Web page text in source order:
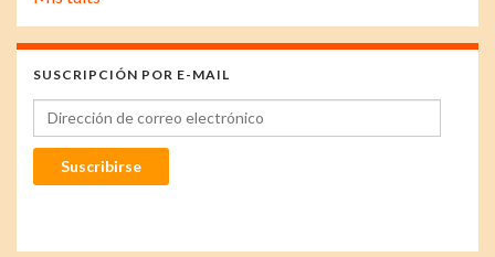
SUSCRIPCIÓN POR E-MAIL
Dirección de correo electrónico
Suscribirse